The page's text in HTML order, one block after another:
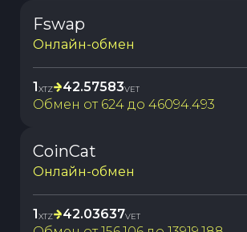
Fswap
Онлайн-обмен
1XTZ 42.57583VET
Обмен от 624 до 46094.493
CoinCat
Онлайн-обмен
1XTZ 42.03637VET